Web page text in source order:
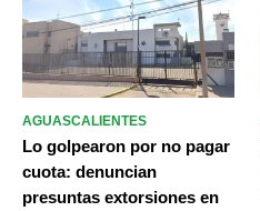
AGUASCALIENTES
Lo golpearon por no pagar
cuota: denuncian
presuntas extorsiones en